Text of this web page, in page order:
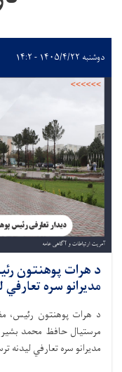
دوشنبه ۱۴۰۵/۴/۲۲ - ۱۴:۲
د هرات پوهنتون
مدیرانو سره تعارفي
د هرات پوهنتون رئیس،
مرستیال حافظ محمد بشیر
مدیرانو سره تعارفي لیدنه